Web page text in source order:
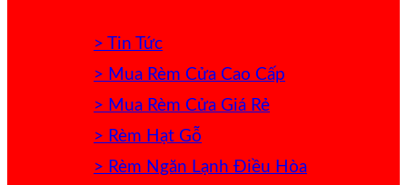
> Tin Tức
> Mua Rèm Cửa Cao Cấp
> Mua Rèm Cửa Giá Rẻ
> Rèm Hạt Gỗ
> Rèm Ngăn Lạnh Điều Hòa